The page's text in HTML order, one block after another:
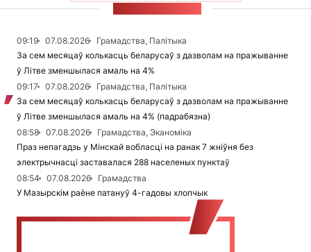
09:19 07.08.2026
Грамадства, Палітыка
За сем месяцаў колькасць беларусаў з дазволам на пражыванне
ў Літве зменшылася амаль на 4%
09:17
07.08.2026
Грамадства, Палітыка
За сем месяцаў колькасць беларусаў з дазволам на пражыванне
ў Літве зменшылася амаль на 4% (падрабязна)
08:58
07.08.2026
Грамадства, Эканоміка
Праз непагадзь у Мінскай вобласці на ранак 7 жніўня без
электрычнасці заставалася 288 населеных пунктаў
08:54
07.08.2026
Грамадства
У Мазырскім раёне патануў 4-гадовы хлопчык